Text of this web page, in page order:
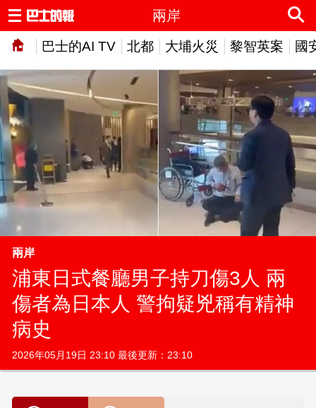
巴士的AI TV 北都 大埔火災 黎智英案 國
兩岸
兩岸
浦東日式餐廳男子持刀傷3人 兩
傷者為日本人 警拘疑兇稱有精神
病史
2026年05月19日 23:10 最後更新：23:10